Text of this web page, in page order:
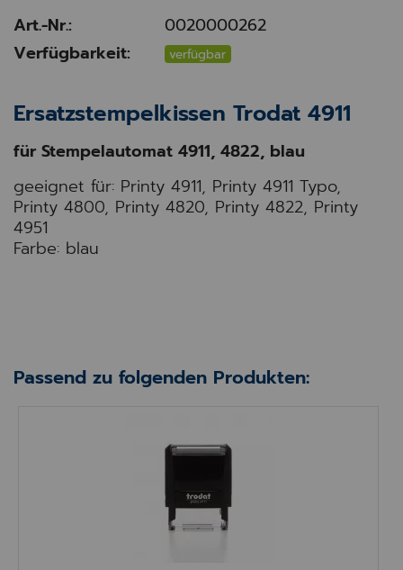
Art.-Nr.:
0020000262
Verfügbarkeit:
verfügbar
Ersatzstempelkissen Trodat 4911
für Stempelautomat 4911, 4822, blau
geeignet für: Printy 4911, Printy 4911 Typo,
Printy 4800, Printy 4820, Printy 4822, Printy
4951
Farbe: blau
Passend zu folgenden Produkten: